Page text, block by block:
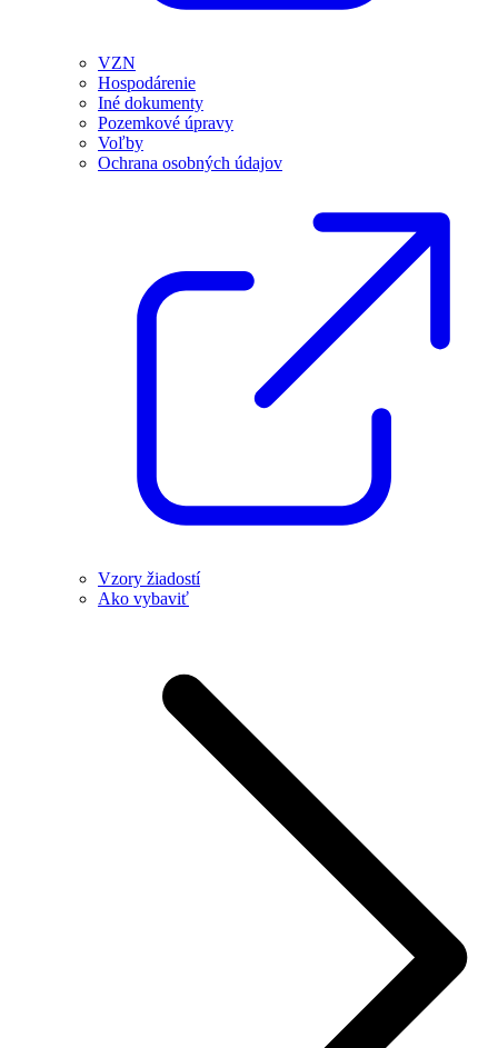
VZN
Hospodárenie
Iné dokumenty
Pozemkové úpravy
Voľby
Ochrana osobných údajov
Vzory žiadostí
Ako vybaviť